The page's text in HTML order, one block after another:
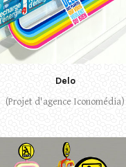
Delo
(Projet d'agence Iconomédia)